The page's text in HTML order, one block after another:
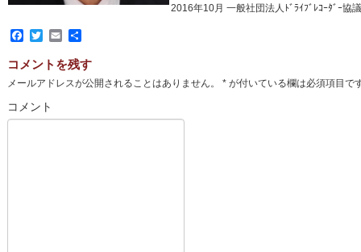
2016年10月 一般社団法人ﾄﾞﾗｲﾌﾞﾚｺｰﾀﾞｰ
Facebook
TwitterEmail
共
コメントを残す
メールアドレスが公開されることはありません。 *が付いている欄は必須項目で
コメント